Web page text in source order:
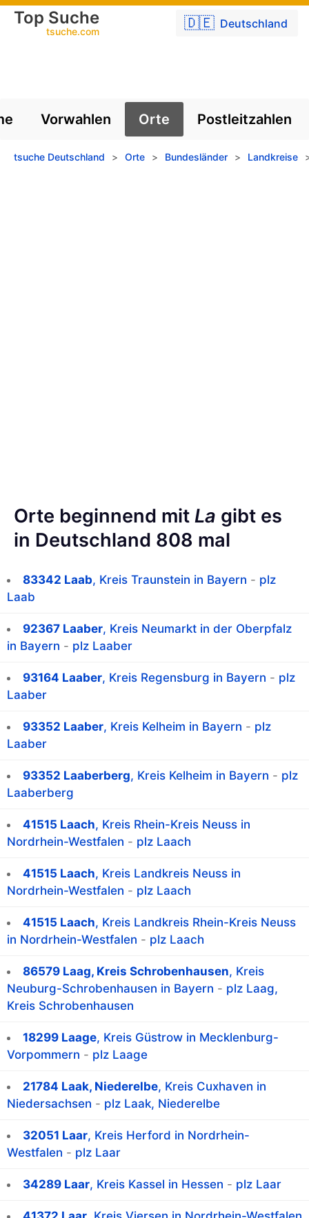
🇩🇪 Deutschland
Top Suche
tsuche.com
Vorwahlen Orte Postleitzahlen
tsuche Deutschland > Orte > Bundesländer > Landkreise
Orte beginnend mit La gibt es
in Deutschland 808 mal
83342 Laab, Kreis Traunstein in Bayern - plz
Laab
92367 Laaber, Kreis Neumarkt in der Oberpfalz
in Bayern - plz Laaber
93164 Laaber, Kreis Regensburg in Bayern - plz
Laaber
93352 Laaber, Kreis Kelheim in Bayern - plz
Laaber
93352 Laaberberg, Kreis Kelheim in Bayern - plz
Laaberberg
41515 Laach, Kreis Rhein-Kreis Neuss in
Nordrhein-Westfalen - plz Laach
41515 Laach, Kreis Landkreis Neuss in
Nordrhein-Westfalen - plz Laach
41515 Laach, Kreis Landkreis Rhein-Kreis Neuss
in Nordrhein-Westfalen - plz Laach
86579 Laag, Kreis Schrobenhausen, Kreis
Neuburg-Schrobenhausen in Bayern - plz Laag,
Kreis Schrobenhausen
18299 Laage, Kreis Güstrow in Mecklenburg-
Vorpommern - plz Laage
21784 Laak, Niederelbe, Kreis Cuxhaven in
Niedersachsen - plz Laak, Niederelbe
32051 Laar, Kreis Herford in Nordrhein-
Westfalen - plz Laar
34289 Laar, Kreis Kassel in Hessen - plz Laar